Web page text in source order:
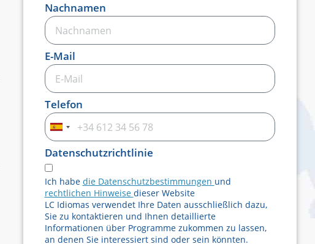
Nachnamen
E-Mail
Telefon
Spanien
+34
Datenschutzrichtlinie
Ich habe die Datenschutzbestimmungen und
rechtlichen Hinweise dieser Website
LC Idiomas verwendet Ihre Daten ausschließlich dazu,
Sie zu kontaktieren und Ihnen detaillierte
Informationen über Programme zukommen zu lassen,
an denen Sie interessiert sind oder sein könnten.